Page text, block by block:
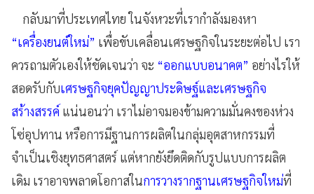
กลับมาที่ประเทศไทย ในจังหวะที่เรากำลังมองหา
“เครื่องยนต์ใหม่” เพื่อขับเคลื่อนเศรษฐกิจในระยะต่อไป เรา
ควรถามตัวเองให้ชัดเจนว่า จะ “ออกแบบอนาคต” อย่างไรให้
สอดรับกับเศรษฐกิจยุคปัญญาประดิษฐ์และเศรษฐกิจ
สร้างสรรค์ แน่นอนว่า เราไม่อาจมองข้ามความมั่นคงของห่วง
โซ่อุปทาน หรือการมีฐานการผลิตในกลุ่มอุตสาหกรรมที่
จำเป็นเชิงยุทธศาสตร์ แต่หากยังยึดติดกับรูปแบบการผลิต
เดิม เราอาจพลาดโอกาสในการวางรากฐานเศรษฐกิจใหม่ที่